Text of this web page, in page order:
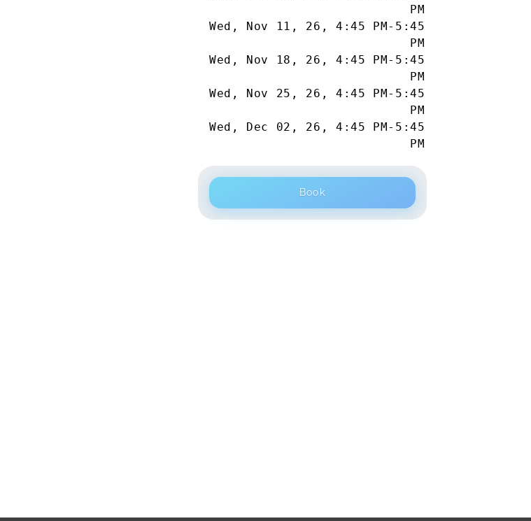
PM
Wed, Nov 11, 26 , 4:45 PM- 5:45
PM
Wed, Nov 18, 26 , 4:45 PM- 5:45
PM
Wed, Nov 25, 26 , 4:45 PM- 5:45
PM
Wed, Dec 02, 26 , 4:45 PM- 5:45
PM
Book